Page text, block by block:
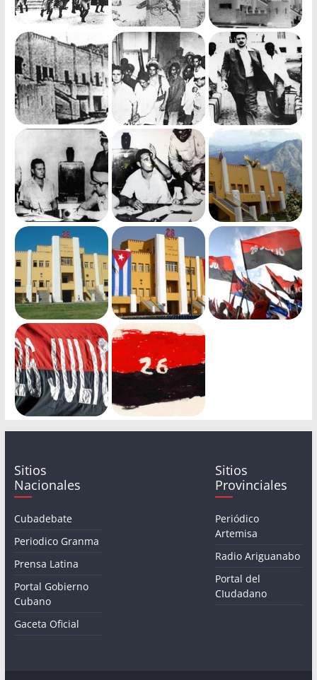
Sitios
Nacionales
Cubadebate
Periodico Granma
Prensa Latina
Portal Gobierno
Cubano
Gaceta Oficial
Sitios
Provinciales
Periódico
Artemisa
Radio Ariguanabo
Portal del
CIudadano